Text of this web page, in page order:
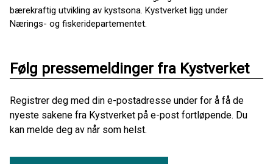
bærekraftig utvikling av kystsona. Kystverket ligg under
Nærings- og fiskeridepartementet.
Følg pressemeldinger fra Kystverket
Registrer deg med din e-postadresse under for å få de
nyeste sakene fra Kystverket på e-post fortløpende. Du
kan melde deg av når som helst.